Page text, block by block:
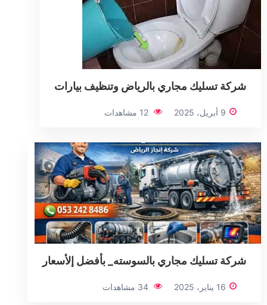
شركة تسليك مجاري بالرياض وتنظيف بيارات
9 أبريل، 2025 12 مشاهدات
شركة تسليك مجاري بالسوسته_ بأفضل إلأسعار
16 يناير، 2025 34 مشاهدات